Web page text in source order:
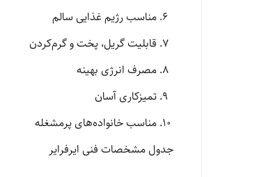
مناسب رژیم غذایی سالم
قابلیت گریل، پخت و گرم‌کردن
مصرف انرژی بهینه
تمیزکاری آسان
مناسب خانواده‌های پرمشغله
جدول مشخصات فنی ایرفرایر